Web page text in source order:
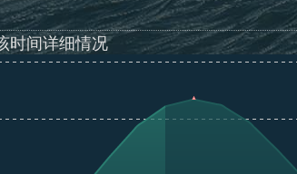
时间详细情况